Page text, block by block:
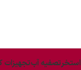
استخرتصفیه آبتجهیزات